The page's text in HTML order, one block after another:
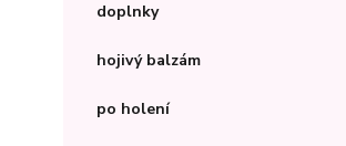
doplnky
hojivý balzám
po holení